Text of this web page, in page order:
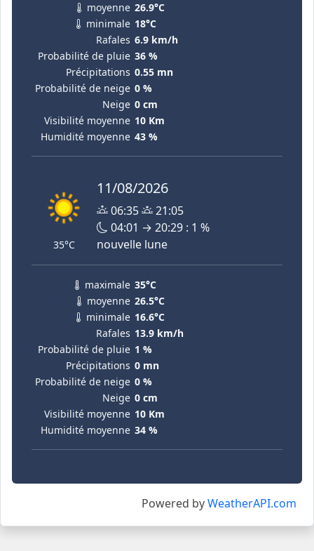
moyenne 26.9°C
minimale 18°C
Rafales 6.9 km/h
Probabilité de pluie 36 %
Précipitations 0.55 mn
Probabilité de neige 0 %
Neige 0 cm
Visibilité moyenne 10 Km
Humidité moyenne 43 %
35°C
11/08/2026
06:35
21:05
04:01 → 20:29 : 1 %
nouvelle lune
maximale 35°C
moyenne 26.5°C
minimale 16.6°C
Rafales 13.9 km/h
Probabilité de pluie 1 %
Précipitations 0 mn
Probabilité de neige 0 %
Neige 0 cm
Visibilité moyenne 10 Km
Humidité moyenne 34 %
Powered byWeatherAPI.com